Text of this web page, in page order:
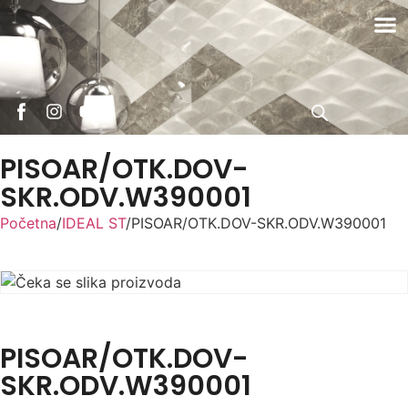
PISOAR/OTK.DOV-
SKR.ODV.W390001
Početna/IDEAL ST/PISOAR/OTK.DOV-SKR.ODV.W390001
PISOAR/OTK.DOV-
SKR.ODV.W390001